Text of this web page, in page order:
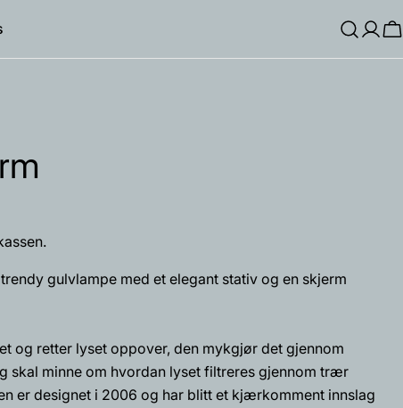
Inn
gulvlampe med et elegant stativ og en skjerm
og retter lyset oppover, den mykgjør det gjennom
skal minne om hvordan lyset filtreres gjennom trær
er designet i 2006 og har blitt et kjærkomment innslag
Spør et spørsmål